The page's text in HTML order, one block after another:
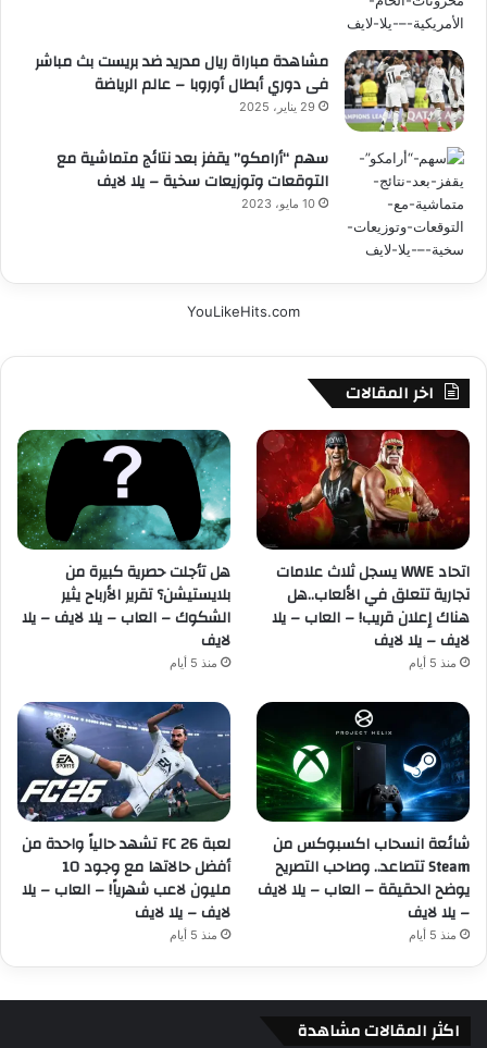
مشاهدة مباراة ريال مدريد ضد بريست بث مباشر
فى دوري أبطال أوروبا – عالم الرياضة
29 يناير، 2025
سهم “أرامكو” يقفز بعد نتائج متماشية مع
التوقعات وتوزيعات سخية – يلا لايف
10 مايو، 2023
YouLikeHits.com
اخر المقالات
اتحاد WWE يسجل ثلاث علامات
تجارية تتعلق في الألعاب..هل
هناك إعلان قريب! – العاب – يلا
لايف – يلا لايف
منذ 5 أيام
هل تأجلت حصرية كبيرة من
بلايستيشن؟ تقرير الأرباح يثير
الشكوك – العاب – يلا لايف – يلا
لايف
منذ 5 أيام
شائعة انسحاب اكسبوكس من
Steam تتصاعد.. وصاحب التصريح
يوضح الحقيقة – العاب – يلا لايف
– يلا لايف
منذ 5 أيام
لعبة FC 26 تشهد حالياً واحدة من
أفضل حالاتها مع وجود 10
مليون لاعب شهرياً! – العاب – يلا
لايف – يلا لايف
منذ 5 أيام
اكثر المقالات مشاهدة